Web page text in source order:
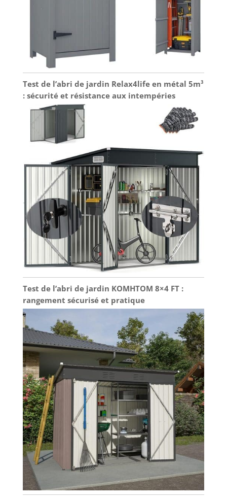
Test de l’abri de jardin Relax4life en métal 5m³
: sécurité et résistance aux intempéries
Test de l’abri de jardin KOMHTOM 8×4 FT :
rangement sécurisé et pratique